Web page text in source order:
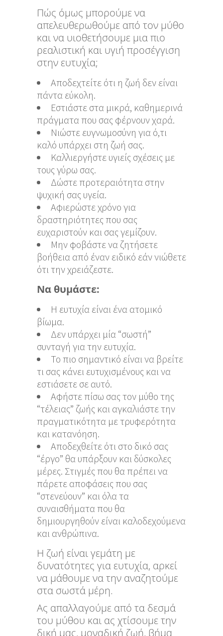
Πώς όμως μπορούμε να
απελευθερωθούμε από τον μύθο
και να υιοθετήσουμε μια πιο
ρεαλιστική και υγιή προσέγγιση
στην ευτυχία;
Αποδεχτείτε ότι η ζωή δεν είναι
πάντα εύκολη.
Εστιάστε στα μικρά, καθημερινά
πράγματα που σας φέρνουν χαρά.
Νιώστε ευγνωμοσύνη για ό,τι
καλό υπάρχει στη ζωή σας.
Καλλιεργήστε υγιείς σχέσεις με
τους γύρω σας.
Δώστε προτεραιότητα στην
ψυχική σας υγεία.
Αφιερώστε χρόνο για
δραστηριότητες που σας
ευχαριστούν και σας γεμίζουν.
Μην φοβάστε να ζητήσετε
βοήθεια από έναν ειδικό εάν νιώθετε
ότι την χρειάζεστε.
Να θυμάστε:
Η ευτυχία είναι ένα ατομικό
βίωμα.
Δεν υπάρχει μία “σωστή”
συνταγή για την ευτυχία.
Το πιο σημαντικό είναι να βρείτε
τι σας κάνει ευτυχισμένους και να
εστιάσετε σε αυτό.
Αφήστε πίσω σας τον μύθο της
“τέλειας” ζωής και αγκαλιάστε την
πραγματικότητα με τρυφερότητα
και κατανόηση.
Αποδεχθείτε ότι στο δικό σας
“έργο” θα υπάρξουν και δύσκολες
μέρες. Στιγμές που θα πρέπει να
πάρετε αποφάσεις που σας
“στενεύουν” και όλα τα
συναισθήματα που θα
δημιουργηθούν είναι καλοδεχούμενα
και ανθρώπινα.
Η ζωή είναι γεμάτη με
δυνατότητες για ευτυχία, αρκεί
να μάθουμε να την αναζητούμε
στα σωστά μέρη.
Ας απαλλαγούμε από τα δεσμά
του μύθου και ας χτίσουμε την
δική μας, μοναδική ζωή, βήμα